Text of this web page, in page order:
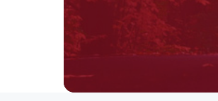
Hit enter to search or